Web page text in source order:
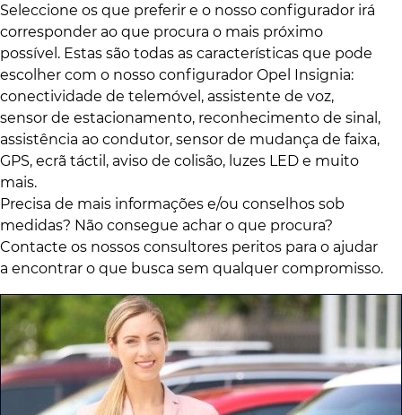
Seleccione os que preferir e o nosso configurador irá
corresponder ao que procura o mais próximo
possível. Estas são todas as características que pode
escolher com o nosso configurador Opel Insignia:
conectividade de telemóvel, assistente de voz,
sensor de estacionamento, reconhecimento de sinal,
assistência ao condutor, sensor de mudança de faixa,
GPS, ecrã táctil, aviso de colisão, luzes LED e muito
mais.
Precisa de mais informações e/ou conselhos sob
medidas? Não consegue achar o que procura?
Contacte os nossos consultores peritos para o ajudar
a encontrar o que busca sem qualquer compromisso.